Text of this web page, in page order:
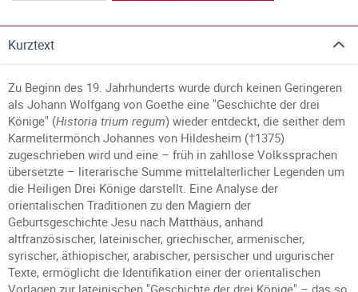
Kurztext
Zu Beginn des 19. Jahrhunderts wurde durch keinen Geringeren
als Johann Wolfgang von Goethe eine "Geschichte der drei
Könige" (Historia trium regum) wieder entdeckt, die seither dem
Karmelitermönch Johannes von Hildesheim (†1375)
zugeschrieben wird und eine – früh in zahllose Volkssprachen
übersetzte – literarische Summe mittelalterlicher Legenden um
die Heiligen Drei Könige darstellt. Eine Analyse der
orientalischen Traditionen zu den Magiern der
Geburtsgeschichte Jesu nach Matthäus, anhand
altfranzösischer, lateinischer, griechischer, armenischer,
syrischer, äthiopischer, arabischer, persischer und uigurischer
Texte, ermöglicht die Identifikation einer der orientalischen
Vorlagen zur lateinischen "Geschichte der drei Könige" – das so